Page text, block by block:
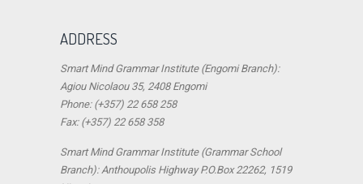
ADDRESS
Smart Mind Grammar Institute (Engomi Branch):
Agiou Nicolaou 35, 2408 Engomi
Phone: (+357) 22 658 258
Fax: (+357) 22 658 358
Smart Mind Grammar Institute (Grammar School
Branch): Anthoupolis Highway P.O.Box 22262, 1519